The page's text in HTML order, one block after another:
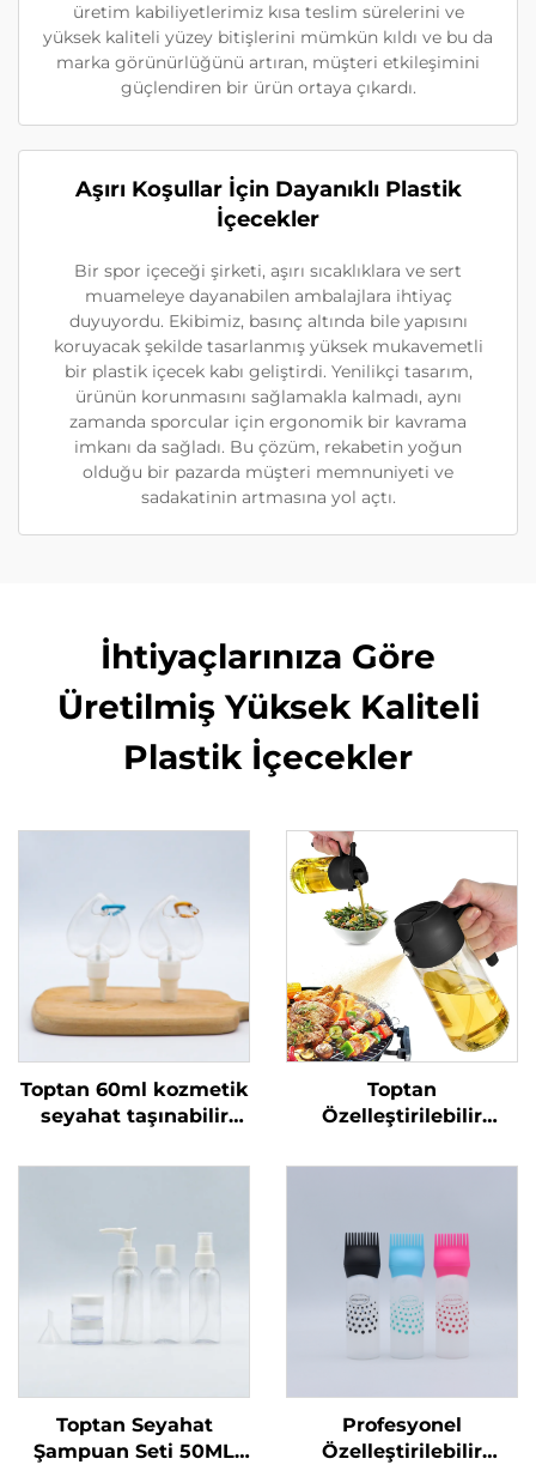
üretim kabiliyetlerimiz kısa teslim sürelerini ve
yüksek kaliteli yüzey bitişlerini mümkün kıldı ve bu da
marka görünürlüğünü artıran, müşteri etkileşimini
güçlendiren bir ürün ortaya çıkardı.
Aşırı Koşullar İçin Dayanıklı Plastik
İçecekler
Bir spor içeceği şirketi, aşırı sıcaklıklara ve sert
muameleye dayanabilen ambalajlara ihtiyaç
duyuyordu. Ekibimiz, basınç altında bile yapısını
koruyacak şekilde tasarlanmış yüksek mukavemetli
bir plastik içecek kabı geliştirdi. Yenilikçi tasarım,
ürünün korunmasını sağlamakla kalmadı, aynı
zamanda sporcular için ergonomik bir kavrama
imkanı da sağladı. Bu çözüm, rekabetin yoğun
olduğu bir pazarda müşteri memnuniyeti ve
sadakatinin artmasına yol açtı.
İhtiyaçlarınıza Göre
Üretilmiş Yüksek Kaliteli
Plastik İçecekler
Toptan 60ml kozmetik
seyahat taşınabilir
geri dönüştürülebilir
Toptan
Özelleştirilebilir
Şişeleri Pişirme Yağı
Püskürtme Şişesi
Barbecue için Kaliteli
Memelerle
Toptan Seyahat
Şampuan Seti 50ML
Profesyonel
Özelleştirilebilir